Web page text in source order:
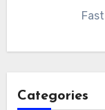
Categories